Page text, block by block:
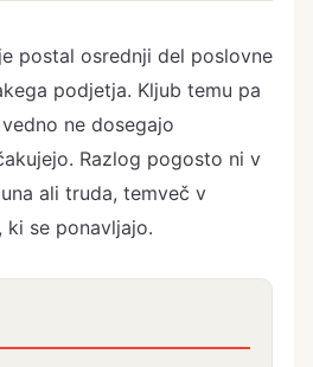
postal osrednji del poslovne
podjetja. Kljub temu pa
ne dosegajo
Razlog pogosto ni v
ali truda, temveč v
ki se ponavljajo.